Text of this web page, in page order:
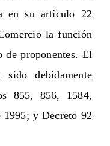
en su artículo 22
la función
proponentes. El
debidamente
855, 856, 1584,
1995; y Decreto 92